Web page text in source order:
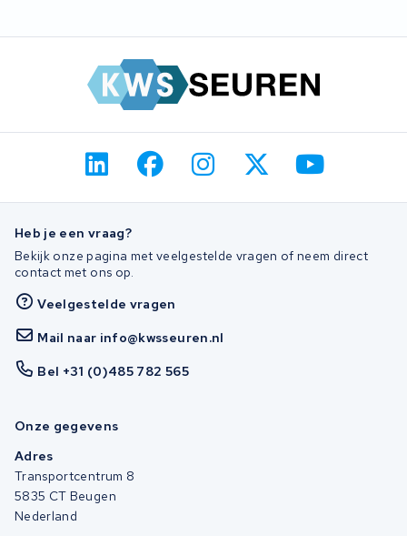
Heb je een vraag?
Bekijk onze pagina met veelgestelde vragen of neem direct
contact met ons op.
Veelgestelde vragen
Mail naar info@kwsseuren.nl
Bel +31 (0)485 782 565
Onze gegevens
Adres
Transportcentrum 8
5835 CT Beugen
Nederland